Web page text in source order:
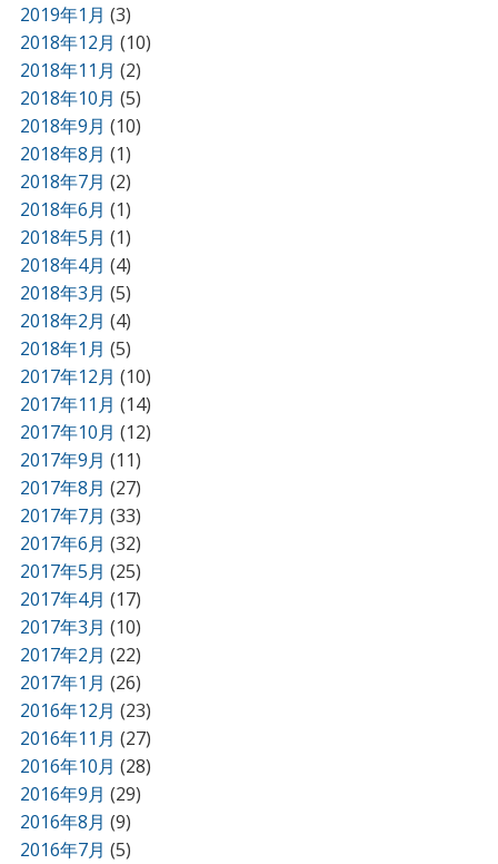
2019年1月 (3)
2018年12月 (10)
2018年11月 (2)
2018年10月 (5)
2018年9月 (10)
2018年8月 (1)
2018年7月 (2)
2018年6月 (1)
2018年5月 (1)
2018年4月 (4)
2018年3月 (5)
2018年2月 (4)
2018年1月 (5)
2017年12月 (10)
2017年11月 (14)
2017年10月 (12)
2017年9月 (11)
2017年8月 (27)
2017年7月 (33)
2017年6月 (32)
2017年5月 (25)
2017年4月 (17)
2017年3月 (10)
2017年2月 (22)
2017年1月 (26)
2016年12月 (23)
2016年11月 (27)
2016年10月 (28)
2016年9月 (29)
2016年8月 (9)
2016年7月 (5)